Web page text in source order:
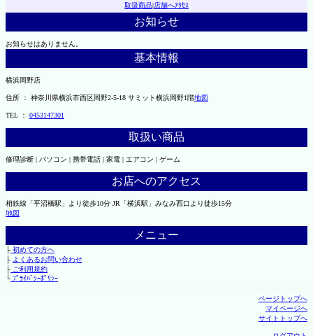
取扱商品|店舗へｱｸｾｽ
お知らせ
お知らせはありません。
基本情報
横浜岡野店
住所 ： 神奈川県横浜市西区岡野2-5-18 サミット横浜岡野1階地図
TEL ： 0453147301
取扱い商品
修理診断 | パソコン | 携帯電話 | 家電 | エアコン | ゲーム
お店へのアクセス
相鉄線「平沼橋駅」より徒歩10分 JR「横浜駅」みなみ西口より徒歩15分
地図
メニュー
├初めての方へ
├ よくあるお問い合わせ
├ご利用規約
└ﾌﾟﾗｲﾊﾞｼｰﾎﾟﾘｼｰ
ページトップへ
マイページへ
サイトトップへ